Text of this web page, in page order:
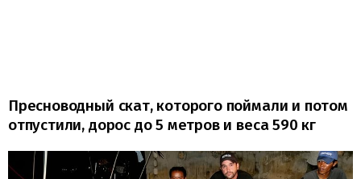
Пресноводный скат, которого поймали и потом
отпустили, дорос до 5 метров и веса 590 кг